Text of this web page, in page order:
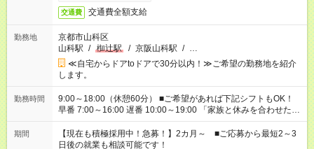
交通費 交通費全額支給
勤務地
京都市山科区
山科駅 / 椥辻駅 / 京阪山科駅 / …
≪自宅からドアtoドアで30分以内！≫ご希望の勤務地を紹介
します。
勤務時間
9:00～18:00（休憩60分） ■ご希望があれば下記シフトもOK！
早番 7:00～16:00 遅番 10:00～19:00 「家族と休みを合わせた
い」 「余裕を持って夕飯の準備がしたい」 「できれば残業はし
たくない」 など、ご希望を教えてくださいね。 ※Wワーク希望
の方へ 今ご覧のお仕事で希望する勤務時間と、もう1つのお仕事
期間
【現在も積極採用中！急募！】2カ月～ ■ご応募から最短2～3
日後の就業も相談可能です！